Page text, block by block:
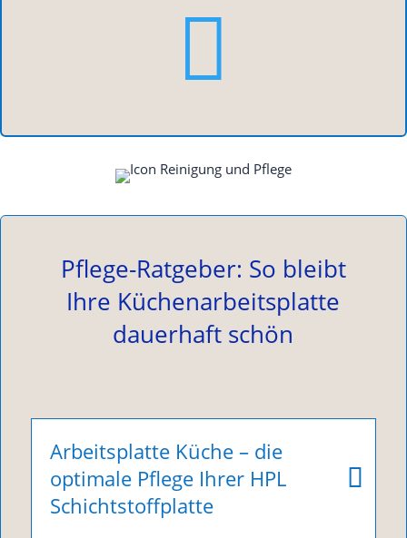

Pflege-Ratgeber: So bleibt
Ihre Küchenarbeitsplatte
dauerhaft schön
Arbeitsplatte Küche – die
optimale Pflege Ihrer HPL
Schichtstoffplatte